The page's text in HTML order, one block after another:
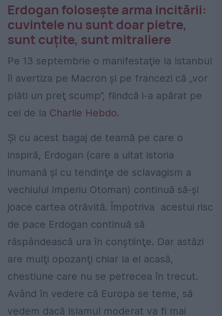
Erdogan foloseşte arma incitării:
cuvintele nu sunt doar pietre,
sunt cuţite, sunt mitraliere
Pe 13 septembrie o manifestaţie la Istanbul
îl avertiza pe Macron şi pe francezi că „vor
plăti un preţ scump”, fiindcă i-a apărat pe
cei de la Charlie Hebdo.
Şi cu acest bagaj de teamă pe care o
inspiră, Erdogan (care a uitat istoria
inumană şi cu tendinţe de sclavagism a
vechiului Imperiu Otoman) continuă să-şi
joace cartea otrăvită. Împotriva acestui risc
de pace Erdogan continuă să
răspândească ura în conştiinţe. Dar astăzi
are mulţi opozanţi chiar la el acasă,
chestiune care nu se petrecea în trecut.
Având în vedere că Europa se teme, să
vedem dacă Islamul moderat va fi mai